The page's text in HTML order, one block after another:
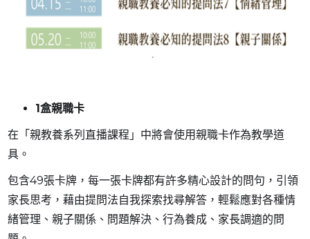
1盒親職卡
在「親教養系列直播課程」中將會使用親職卡作為教學道
具。
包含49張卡牌，每一張卡牌都有許多精心設計的問句，引領
家長思考，藉由提問法自我探索找尋解答，輕鬆應對各種情
緒管理、親子關係、問題解決、行為養成、家長調適的問